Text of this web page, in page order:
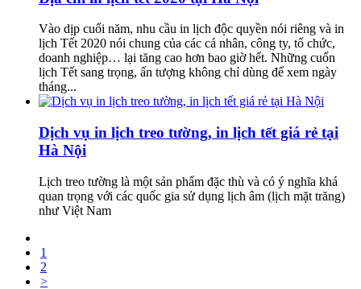
Vào dịp cuối năm, nhu cầu in lịch độc quyền nói riêng và in
lịch Tết 2020 nói chung của các cá nhân, công ty, tổ chức,
doanh nghiệp… lại tăng cao hơn bao giờ hết. Những cuốn
lịch Tết sang trọng, ấn tượng không chỉ dùng để xem ngày
tháng...
Dịch vụ in lịch treo tường, in lịch tết giá rẻ tại
Hà Nội
Lịch treo tường là một sản phẩm đặc thù và có ý nghĩa khá
quan trọng với các quốc gia sử dụng lịch âm (lịch mặt trăng)
như Việt Nam
1
2
>